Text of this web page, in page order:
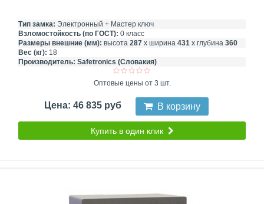
Тип замка: Электронный + Мастер ключ
Взломостойкость (по ГОСТ): 0 класс
Размеры внешние (мм): высота 287 х ширина 431 х глубина 360
Вес (кг): 18
Производитель: Safetronics (Словакия)
Оптовые цены от 3 шт.
Цена: 46 835 руб В корзину
Купить в один клик